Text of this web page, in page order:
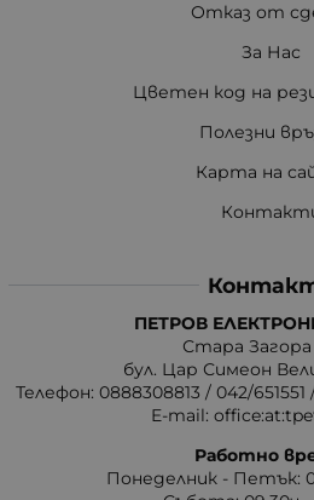
Отказ от
За Нас
Цветен код на
Полезни
Карта на
ПЕТРОВ
Стара
бул. Цар Симеон
Телефон: 0888308813 / 042/651551
E-mail:
Работно
Понеделник - Петък: